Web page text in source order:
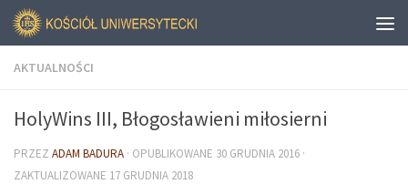
AKTUALNOŚCI
HolyWins III, Błogosławieni miłosierni
PRZEZ ADAM BADURA · OPUBLIKOWANE 30 GRUDNIA 2016 ·
ZAKTUALIZOWANE 17 GRUDNIA 2018